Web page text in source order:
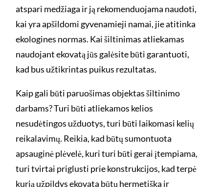
atspari medžiaga ir ją rekomenduojama naudoti,
kai yra apšildomi gyvenamieji namai, jie atitinka
ekologines normas. Kai šiltinimas atliekamas
naudojant ekovatą jūs galėsite būti garantuoti,
kad bus užtikrintas puikus rezultatas.
Kaip gali būti paruošimas objektas šiltinimo
darbams? Turi būti atliekamos kelios
nesudėtingos užduotys, turi būti laikomasi kelių
reikalavimų. Reikia, kad būtų sumontuota
apsauginė plėvelė, kuri turi būti gerai įtempiama,
turi tvirtai priglusti prie konstrukcijos, kad terpė
kurią užpildys ekovata būtų hermetiška ir